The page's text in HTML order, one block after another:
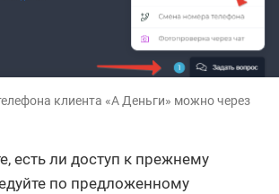
клиента «А Деньги» можно через
есть ли доступ к прежнему
по предложенному